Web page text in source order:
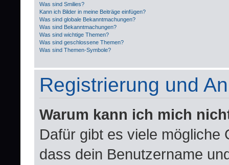
Was sind Smilies?
Kann ich Bilder in meine Beiträge einfügen?
Was sind globale Bekanntmachungen?
Was sind Bekanntmachungen?
Was sind wichtige Themen?
Was sind geschlossene Themen?
Was sind Themen-Symbole?
Registrierung und
Warum kann ich mich
Dafür gibt es viele mögliche
dass dein Benutzername